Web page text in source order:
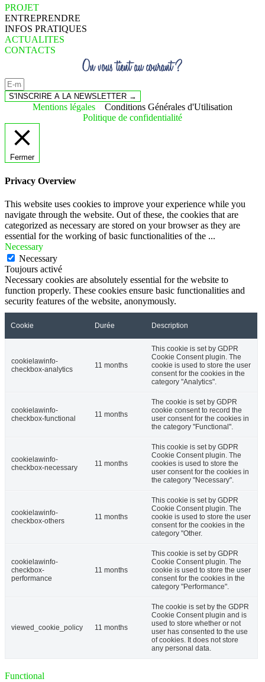
PROJET
ENTREPRENDRE
INFOS PRATIQUES
ACTUALITES
CONTACTS
S'INSCRIRE A LA NEWSLETTER →
Mentions légales
Conditions Générales d'Utilisation
Politique de confidentialité
Fermer
Privacy Overview
This website uses cookies to improve your experience while you
navigate through the website. Out of these, the cookies that are
categorized as necessary are stored on your browser as they are
essential for the working of basic functionalities of the ...
Necessary
Necessary
Toujours activé
Necessary cookies are absolutely essential for the website to
function properly. These cookies ensure basic functionalities and
security features of the website, anonymously.
Cookie Durée Description
cookielawinfo-
checkbox-analytics
11 months
This cookie is set by GDPR
Cookie Consent plugin. The
cookie is used to store the user
consent for the cookies in the
category "Analytics".
cookielawinfo-
checkbox-functional
11 months
The cookie is set by GDPR
cookie consent to record the
user consent for the cookies in
the category "Functional".
cookielawinfo-
checkbox-necessary
11 months
This cookie is set by GDPR
Cookie Consent plugin. The
cookies is used to store the
user consent for the cookies in
the category "Necessary".
cookielawinfo-
checkbox-others
11 months
This cookie is set by GDPR
Cookie Consent plugin. The
cookie is used to store the user
consent for the cookies in the
category "Other.
cookielawinfo-
checkbox-
performance
11 months
This cookie is set by GDPR
Cookie Consent plugin. The
cookie is used to store the user
consent for the cookies in the
category "Performance".
viewed_cookie_policy 11 months
The cookie is set by the GDPR
Cookie Consent plugin and is
used to store whether or not
user has consented to the use
of cookies. It does not store
any personal data.
Functional